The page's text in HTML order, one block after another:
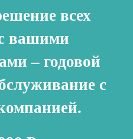
всех
вашими
– годовой
с